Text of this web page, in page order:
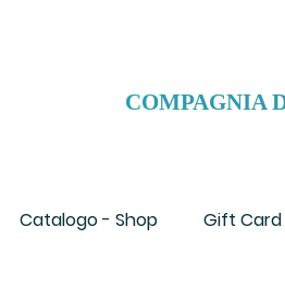
COMPAGNIA
Catalogo - Shop Gift Card